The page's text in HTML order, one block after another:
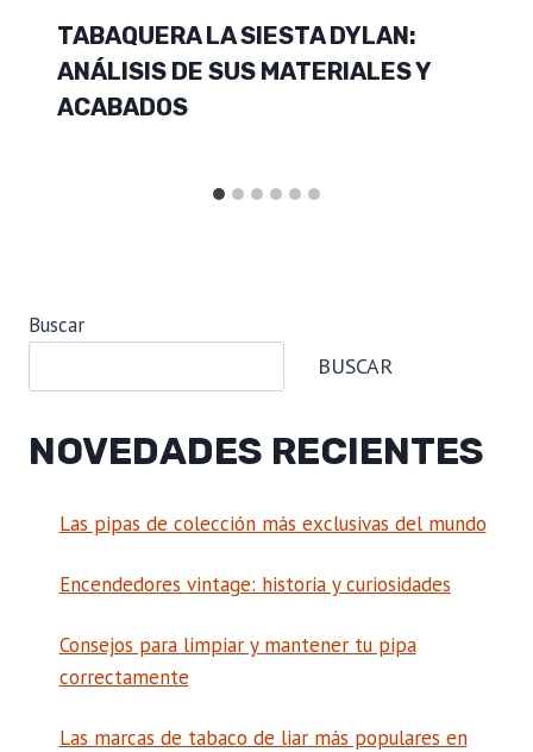
TABAQUERA LA SIESTA DYLAN:
ANÁLISIS DE SUS MATERIALES Y
ACABADOS
Buscar
BUSCAR
NOVEDADES RECIENTES
Las pipas de colección más exclusivas del mundo
Encendedores vintage: historia y curiosidades
Consejos para limpiar y mantener tu pipa
correctamente
Las marcas de tabaco de liar más populares en